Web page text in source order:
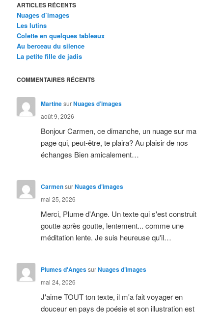
ARTICLES RÉCENTS
Nuages d’images
Les lutins
Colette en quelques tableaux
Au berceau du silence
La petite fille de jadis
COMMENTAIRES RÉCENTS
MartinesurNuages d’images
août 9, 2026
Bonjour Carmen, ce dimanche, un nuage sur ma
page qui, peut-être, te plaira? Au plaisir de nos
échanges Bien amicalement…
CarmensurNuages d’images
mai 25, 2026
Merci, Plume d'Ange. Un texte qui s'est construit
goutte après goutte, lentement... comme une
méditation lente. Je suis heureuse qu'il…
Plumes d'AngessurNuages d’images
mai 24, 2026
J'aime TOUT ton texte, il m'a fait voyager en
douceur en pays de poésie et son illustration est